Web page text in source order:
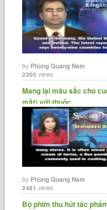
byPhùng Quang Nam
2305 views
Mang lại màu sắc cho
mắt) với thuốc......
byPhùng Quang Nam
2481 views
Bộ phim thu hút tác